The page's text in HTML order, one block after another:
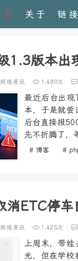
页 关于 链接
1.3版本出
网络资讯 1,489次
最近后台出
本，于是就尝
后台直接报
先不折腾了，
# 博客 #
消ETC停车
网络资讯 1,425次
上周末，带娃
光，但在学校